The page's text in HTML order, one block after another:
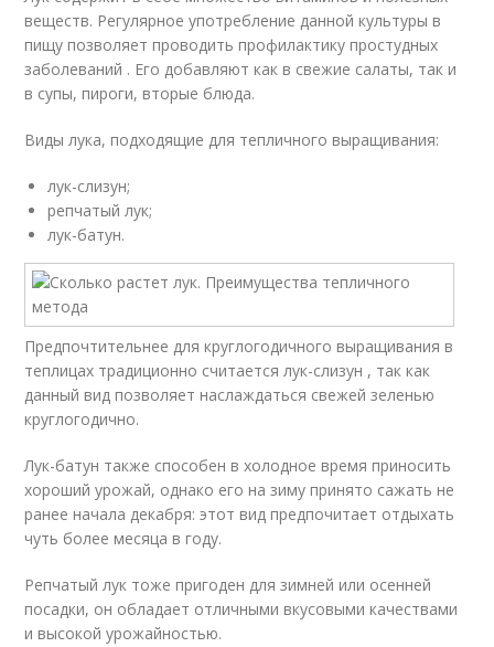
веществ. Регулярное употребление данной культуры в
пищу позволяет проводить профилактику простудных
заболеваний . Его добавляют как в свежие салаты, так и
в супы, пироги, вторые блюда.
Виды лука, подходящие для тепличного выращивания:
лук-слизун;
репчатый лук;
лук-батун.
Предпочтительнее для круглогодичного выращивания в
теплицах традиционно считается лук-слизун , так как
данный вид позволяет наслаждаться свежей зеленью
круглогодично.
Лук-батун также способен в холодное время приносить
хороший урожай, однако его на зиму принято сажать не
ранее начала декабря: этот вид предпочитает отдыхать
чуть более месяца в году.
Репчатый лук тоже пригоден для зимней или осенней
посадки, он обладает отличными вкусовыми качествами
и высокой урожайностью.